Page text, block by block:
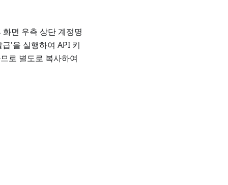
면 우측 상단 계정명
'을 실행하여 API 키
로 별도로 복사하여